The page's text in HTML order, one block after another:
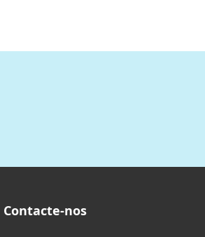
Contacte-nos